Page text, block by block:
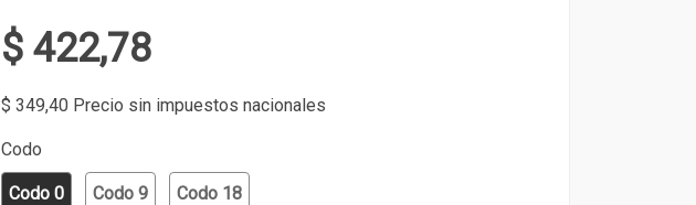
$ 422,78
$ 349,40 Precio sin impuestos nacionales
Codo
Codo 0 Codo 9 Codo 18